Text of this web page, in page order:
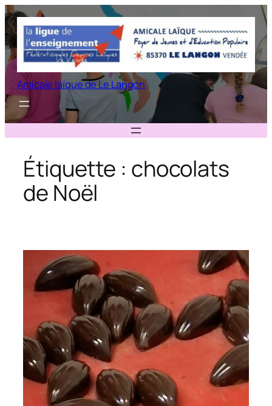
Aller
au
contenu
Amicale laïque de Le Langon
Étiquette : chocolats
de Noël